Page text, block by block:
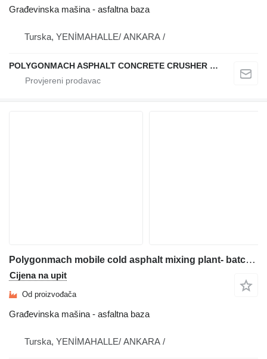
Građevinska mašina - asfaltna baza
Turska, YENİMAHALLE/ ANKARA /
POLYGONMACH ASPHALT CONCRETE CRUSHER SYSTEMS
Polygonmach mobile cold asphalt mixing plant- batch and volumetric. Ultra mo
Cijena na upit
Od proizvođača
Građevinska mašina - asfaltna baza
Turska, YENİMAHALLE/ ANKARA /